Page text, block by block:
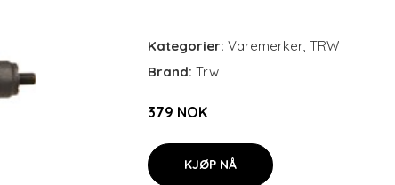
Kategorier: Varemerker, TRW
Brand: Trw
379 NOK
KJØP NÅ